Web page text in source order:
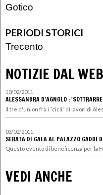
Gotico
PERIODI STORICI
Trecento
NOTIZIE DAL WEB
10/02/2011
ALESSANDRA D’AGNOLO :
Il tre d'union fra i “cicli” di lavori di
03/02/2011
SERATA DI GALA AL PALAZZO GADDI
Questo evento di beneficenza per la
VEDI ANCHE